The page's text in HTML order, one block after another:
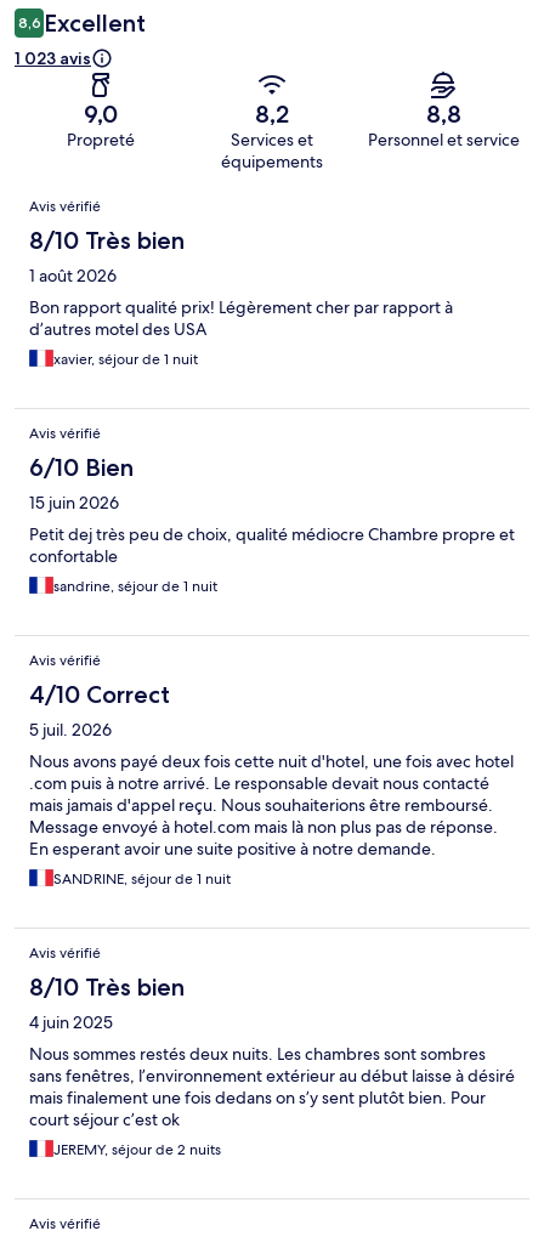
8,6 Excellent
1 023 avis
9,0
Propreté
8,2
Services et
équipements
8,8
Personnel et service
Avis
Avis vérifié
8/10 Très bien
1 août 2026
Bon rapport qualité prix! Légèrement cher par rapport à
d’autres motel des USA
xavier, séjour de 1 nuit
Avis vérifié
6/10 Bien
15 juin 2026
Petit dej très peu de choix, qualité médiocre Chambre propre et
confortable
sandrine, séjour de 1 nuit
Avis vérifié
4/10 Correct
5 juil. 2026
Nous avons payé deux fois cette nuit d'hotel, une fois avec hotel
.com puis à notre arrivé. Le responsable devait nous contacté
mais jamais d'appel reçu. Nous souhaiterions être remboursé.
Message envoyé à hotel.com mais là non plus pas de réponse.
En esperant avoir une suite positive à notre demande.
SANDRINE, séjour de 1 nuit
Avis vérifié
8/10 Très bien
4 juin 2025
Nous sommes restés deux nuits. Les chambres sont sombres
sans fenêtres, l’environnement extérieur au début laisse à désiré
mais finalement une fois dedans on s’y sent plutôt bien. Pour
court séjour c’est ok
JEREMY, séjour de 2 nuits
Avis vérifié